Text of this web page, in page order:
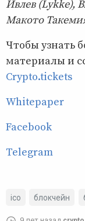
Ивлев (Lykke),
Макото
Чтобы узнать
материалы и
Crypto.tickets
Whitepaper
Facebook
Telegram
ico блокчейн